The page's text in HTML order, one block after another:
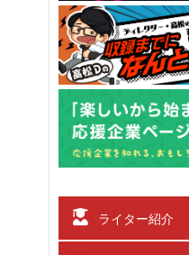
ライター紹介